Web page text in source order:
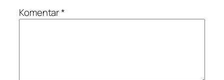
Komentar*